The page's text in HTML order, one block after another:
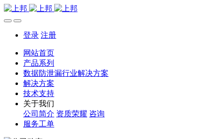
登录 注册
网站首页
产品系列
数据防泄漏行业解决方案
解决方案
技术支持
关于我们
公司简介 资质荣耀 咨询
服务工单